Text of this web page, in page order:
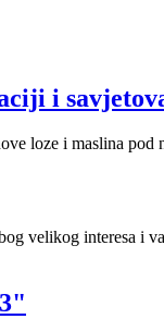
i
loze i maslina pod
velikog interesa i